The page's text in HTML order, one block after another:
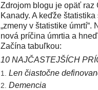
Zdrojom blogu je opäť raz
Kanady. A keďže
„zmeny v štatistike
nová príčina úmrtia a
Začína tabuľkou:
10 NAJČASTEJŠÍCH
Len čiastočne